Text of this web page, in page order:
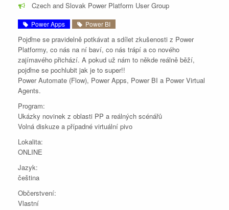
Czech and Slovak Power Platform User Group
Power Apps Power BI
Pojďme se pravidelně potkávat a sdílet zkušenosti z Power
Platformy, co nás na ní baví, co nás trápí a co nového
zajímavého přichází. A pokud už nám to někde reálně běží,
pojďme se pochlubit jak je to super!!
Power Automate (Flow), Power Apps, Power BI a Power Virtual
Agents.
Program:
Ukázky novinek z oblasti PP a reálných scénářů
Volná diskuze a případné virtuální pivo
Lokalita:
ONLINE
Jazyk:
čeština
Občerstvení:
Vlastní